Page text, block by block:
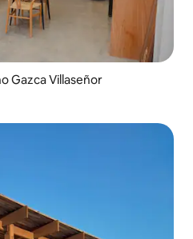
Gazca Villaseñor